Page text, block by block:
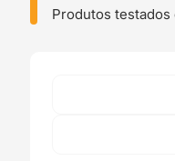
Cream
Produtos